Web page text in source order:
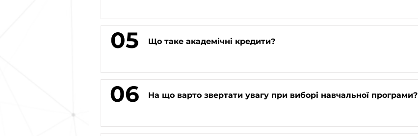
05 Що таке академічні кредити?
06 На що варто звертати увагу при виборі навчальної програми?